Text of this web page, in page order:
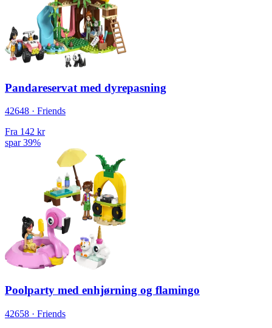
Pandareservat med dyrepasning
42648 · Friends
Fra 142 kr
spar 39%
Poolparty med enhjørning og flamingo
42658 · Friends